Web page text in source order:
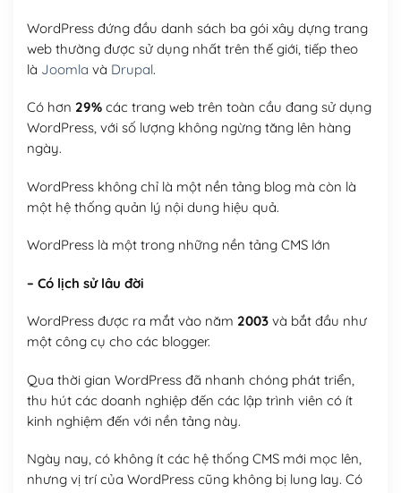
WordPress đứng đầu danh sách ba gói xây dựng trang
web thường được sử dụng nhất trên thế giới, tiếp theo
là Joomla và Drupal.
Có hơn 29%các trang web trên toàn cầu đang sử dụng
WordPress, với số lượng không ngừng tăng lên hàng
ngày.
WordPress không chỉ là một nền tảng blog mà còn là
một hệ thống quản lý nội dung hiệu quả.
WordPress là một trong những nền tảng CMS lớn
– Có lịch sử lâu đời
WordPress được ra mắt vào năm 2003và bắt đầu như
một công cụ cho các blogger.
Qua thời gian WordPress đã nhanh chóng phát triển,
thu hút các doanh nghiệp đến các lập trình viên có ít
kinh nghiệm đến với nền tảng này.
Ngày nay, có không ít các hệ thống CMS mới mọc lên,
nhưng vị trí của WordPress cũng không bị lung lay. Có